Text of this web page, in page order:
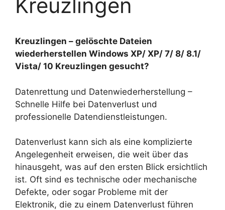
Kreuzlingen
Kreuzlingen – gelöschte Dateien
wiederherstellen Windows XP/ XP/ 7/ 8/ 8.1/
Vista/ 10 Kreuzlingen gesucht?
Datenrettung und Datenwiederherstellung –
Schnelle Hilfe bei Datenverlust und
professionelle Datendienstleistungen.
Datenverlust kann sich als eine komplizierte
Angelegenheit erweisen, die weit über das
hinausgeht, was auf den ersten Blick ersichtlich
ist. Oft sind es technische oder mechanische
Defekte, oder sogar Probleme mit der
Elektronik, die zu einem Datenverlust führen